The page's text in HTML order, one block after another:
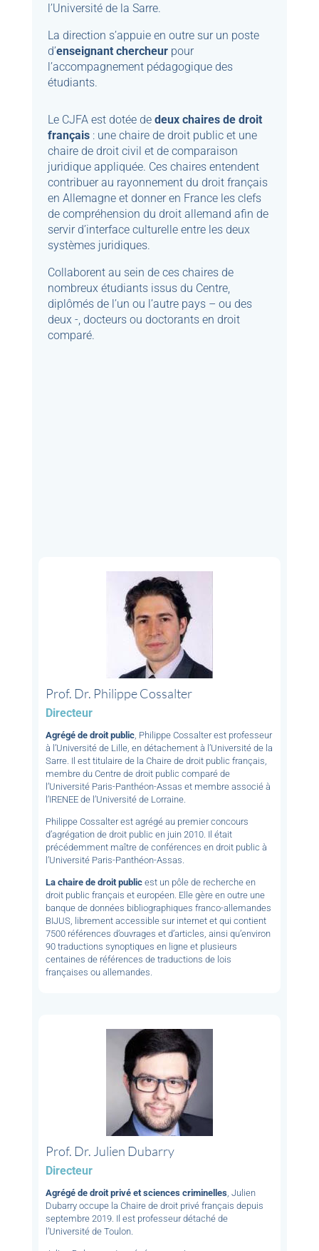
l’Université de la Sarre.
La direction s’appuie en outre sur un poste
d’enseignant chercheur pour
l’accompagnement pédagogique des
étudiants.
Le CJFA est dotée dedeux chaires de droit
français : une chaire de droit public et une
chaire de droit civil et de comparaison
juridique appliquée. Ces chaires entendent
contribuer au rayonnement du droit français
en Allemagne et donner en France les clefs
de compréhension du droit allemand afin de
servir d’interface culturelle entre les deux
systèmes juridiques.
Collaborent au sein de ces chaires de
nombreux étudiants issus du Centre,
diplômés de l’un ou l’autre pays – ou des
deux -, docteurs ou doctorants en droit
comparé.
Prof. Dr. Philippe Cossalter
Directeur
Agrégé de droit public, Philippe Cossalter est professeur
à l’Université de Lille, en détachement à l’Université de la
Sarre. Il est titulaire de la Chaire de droit public français,
membre du Centre de droit public comparé de
l’Université Paris-Panthéon-Assas et membre associé à
l’IRENEE de l’Université de Lorraine.
Philippe Cossalter est agrégé au premier concours
d’agrégation de droit public en juin 2010. Il était
précédemment maître de conférences en droit public à
l’Université Paris-Panthéon-Assas.
La chaire de droit publicest un pôle de recherche en
droit public français et européen. Elle gère en outre une
banque de données bibliographiques franco-allemandes
BIJUS, librement accessible sur internet et qui contient
7500 références d’ouvrages et d’articles, ainsi qu’environ
90 traductions synoptiques en ligne et plusieurs
centaines de références de traductions de lois
françaises ou allemandes.
Prof. Dr. Julien Dubarry
Directeur
Agrégé de droit privé et sciences criminelles, Julien
Dubarry occupe la Chaire de droit privé français depuis
septembre 2019. Il est professeur détaché de
l’Université de Toulon.